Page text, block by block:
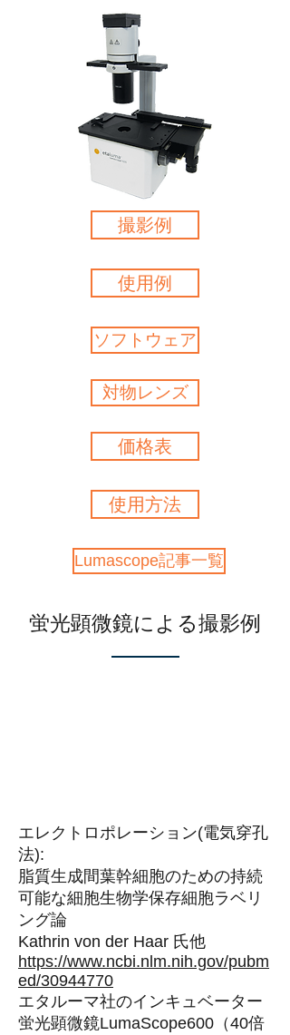
撮影例
使用例
ソフトウェア
対物レンズ
価格表
使用方法
Lumascope記事一覧
​蛍光顕微鏡による撮影例
エレクトロポレーション(電気穿孔
法):
脂質生成間葉幹細胞のための持続
可能な細胞生物学保存細胞ラベリ
ング論
Kathrin von der Haar 氏他
https://www.ncbi.nlm.nih.gov/pubm
ed/30944770
エタルーマ社のインキュベーター
蛍光顕微鏡LumaScope600（40倍